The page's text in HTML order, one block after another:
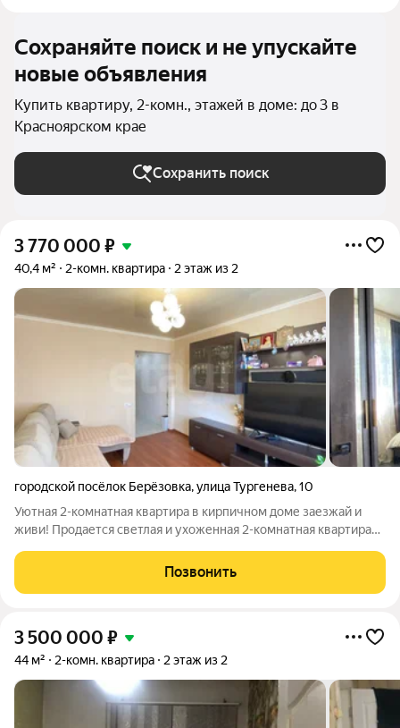
Сохраняйте поиск и не упускайте
новые объявления
Купить квартиру, 2-комн., этажей в доме: до 3 в
Красноярском крае
Сохранить поиск
3 770 000 ₽
40,4 м² 2-комн. квартира 2 этаж из 2
городской посёлок Берёзовка,улица Тургенева,10
Уютная 2-комнатная квартира в кирпичном доме заезжай и
живи! Продается светлая и ухоженная 2-комнатная квартира
Это отличный вариант для молодой семьи, пары или
Позвонить
3 500 000 ₽
44 м² 2-комн. квартира 2 этаж из 2